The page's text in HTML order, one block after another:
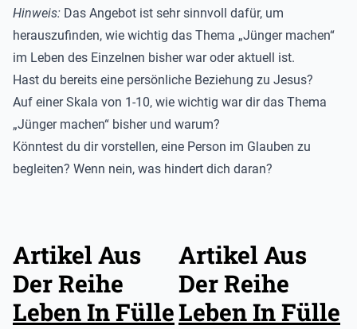
Hinweis: Das Angebot ist sehr sinnvoll dafür, um
herauszufinden, wie wichtig das Thema „Jünger machen“
im Leben des Einzelnen bisher war oder aktuell ist.
Hast du bereits eine persönliche Beziehung zu Jesus?
Auf einer Skala von 1-10, wie wichtig war dir das Thema
„Jünger machen“ bisher und warum?
Könntest du dir vorstellen, eine Person im Glauben zu
begleiten? Wenn nein, was hindert dich daran?
Artikel Aus
Der Reihe
Leben In Fülle
Artikel Aus
Der Reihe
Leben In Fülle